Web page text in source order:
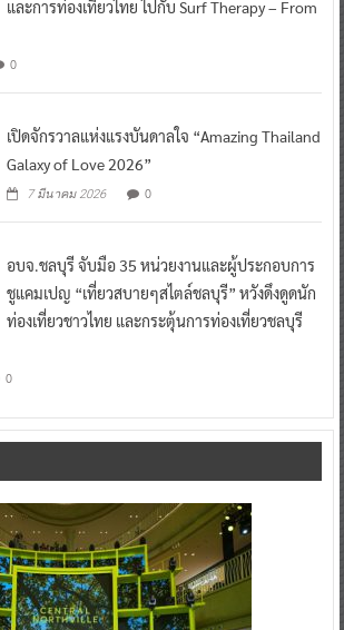
และการท่องเที่ยวไทย ไปกับ Surf Therapy – From
0
เปิดจักรวาลแห่งแรงบันดาลใจ “Amazing Thailand
Galaxy of Love 2026”
7 มีนาคม 2026 0
อบจ.ชลบุรี จับมือ 35 หน่วยงานและผู้ประกอบการ
ชูแคมเปญ “เที่ยวสบายๆสไตล์ชลบุรี” หวังดึงดูดนัก
ท่องเที่ยวชาวไทย และกระตุ้นการท่องเที่ยวชลบุรี
0